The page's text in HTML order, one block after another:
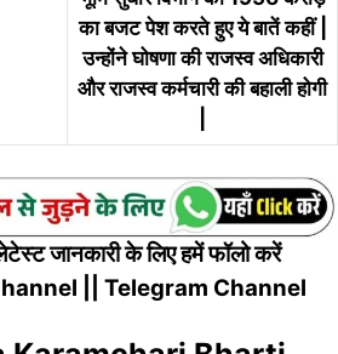
का बजट पेश करते हुए ये बातें कहीं |
उन्होंने घोषणा की राजस्व अधिकारी
और राजस्व कर्मचारी की बहाली होगी
जानकारी के लिए हमें फॉलो करें
Telegram Channel